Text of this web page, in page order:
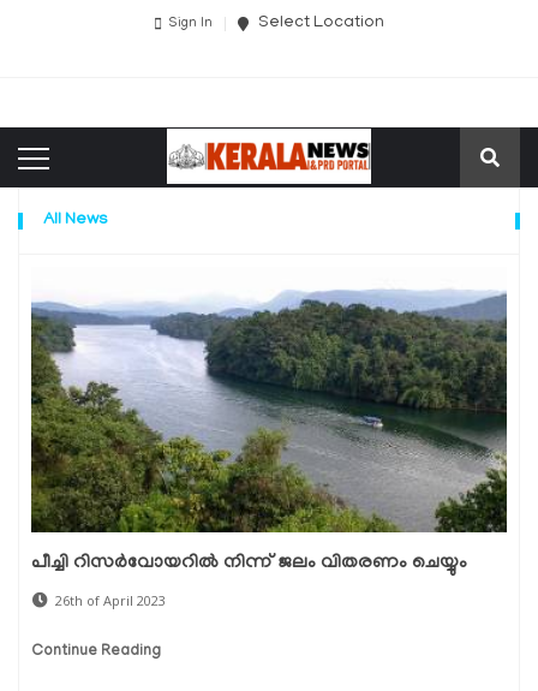
Sign In Select Location
All News
പീച്ചി റിസർവോയറിൽ നിന്ന് ജലം വിതരണം ചെയ്യും
26th of April 2023
Continue Reading